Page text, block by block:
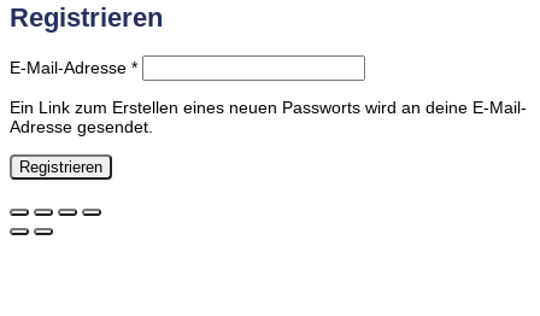
Registrieren
E-Mail-Adresse *Erforderlich
Ein Link zum Erstellen eines neuen Passworts wird an deine E-Mail-
Adresse gesendet.
Registrieren